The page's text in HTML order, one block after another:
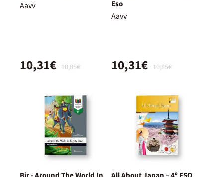
Aavv
10,85€
10,31€
Eso
Aavv
10,85€
10,31€